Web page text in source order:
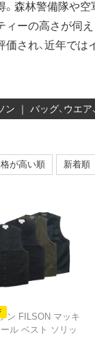
。森林警備隊や空
ィーの高さが伺
価され、近年で
ン ｜ バッグ、ウエ
が高い順 新着順
ン FILSON マッキ
ル ベスト ソリッ